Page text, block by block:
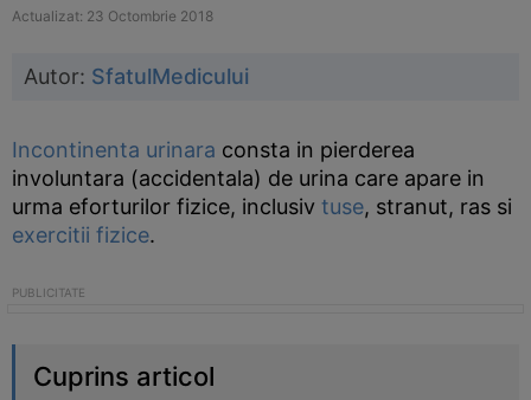
Actualizat: 23 Octombrie 2018
Autor: SfatulMedicului
Incontinenta urinara consta in pierderea
involuntara (accidentala) de urina care apare in
urma eforturilor fizice, inclusiv tuse, stranut, ras si
exercitii fizice.
Cuprins articol